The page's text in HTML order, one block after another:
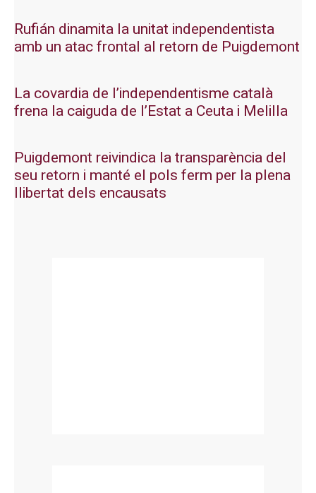
Rufián dinamita la unitat independentista
amb un atac frontal al retorn de Puigdemont
La covardia de l’independentisme català
frena la caiguda de l’Estat a Ceuta i Melilla
Puigdemont reivindica la transparència del
seu retorn i manté el pols ferm per la plena
llibertat dels encausats